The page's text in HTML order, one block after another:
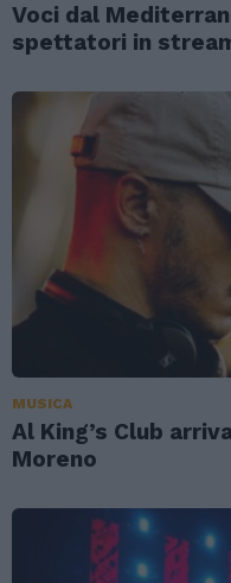
Voci dal
spettatori in
MUSICA
Al King’s Club
Moreno